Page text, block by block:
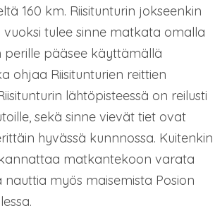
160 km. Riisitunturin jokseenkin
vuoksi tulee sinne matkata omalla
perille pääsee käyttämällä
ohjaa Riisitunturien reittien
lähtöpisteessä on reilusti
sekä sinne vievät tiet ovat
hyvässä kunnnossa. Kuitenkin
matkantekoon varata
nauttia myös maisemista Posion